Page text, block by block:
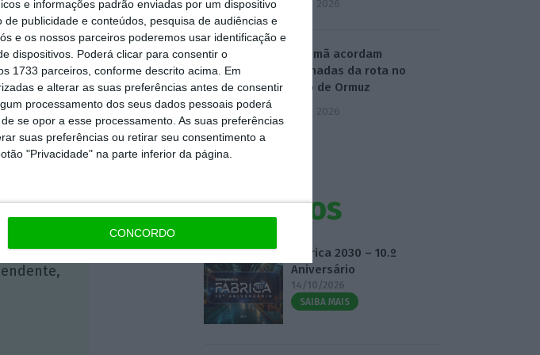
e informações padrão enviadas por um dispositivo
publicidade e conteúdos, pesquisa de audiências e
e os nossos parceiros poderemos usar identificação e
dispositivos. Poderá clicar para consentir o
1733 parceiros, conforme descrito acima. Em
e alterar as suas preferências antes de consentir
processamento dos seus dados pessoais poderá
se opor a esse processamento. As suas preferências
suas preferências ou retirar seu consentimento a
"Privacidade" na parte inferior da página.
CONCORDO
que
notícias
que
5 Agosto 2026
Irão e Omã acordam
coordenadas da rota no
Estreito de Ormuz
5 Agosto 2026
Eventos
Fábrica 2030 – 10.º
Aniversário
14/10/2026
SAIBA MAIS